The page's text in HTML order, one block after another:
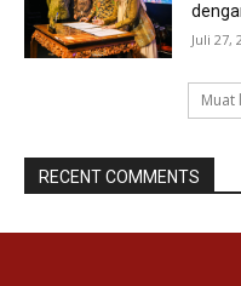
Juli 27,
Muat
RECENT COMMENTS